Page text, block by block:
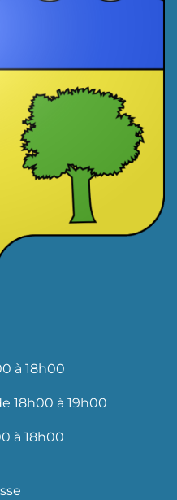
à 18h00
18h00 à 19h00
à 18h00